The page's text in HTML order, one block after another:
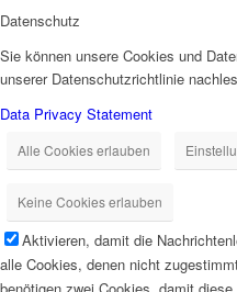
Datenschutz
Sie können unsere Cookies und
unserer Datenschutzrichtlinie
Data Privacy Statement
Alle Cookies erlauben
Keine Cookies erlauben
Aktivieren, damit die
alle Cookies, denen nicht